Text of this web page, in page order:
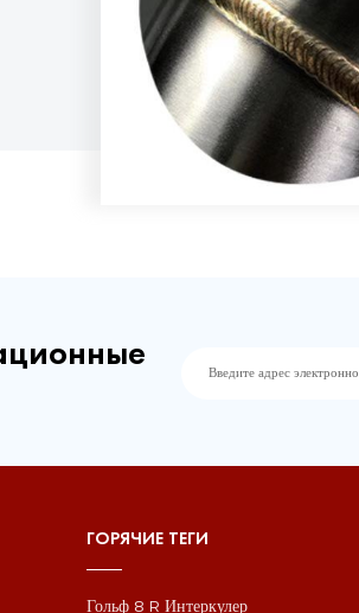
ГОРЯЧИЕ ТЕГИ
Гольф 8 R Интеркулер